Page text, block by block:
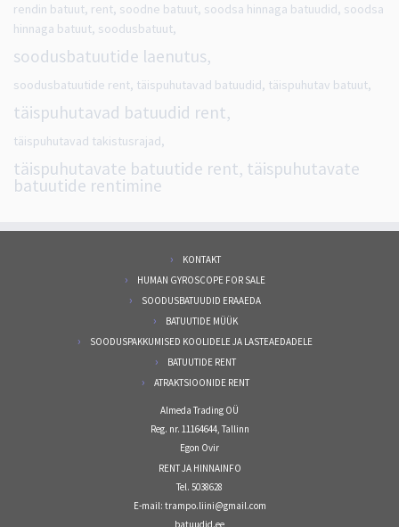
rendin batuut, rent, soodne batuut, soodsa hinnaga batuudid, soodsa
hinnaga batuut, soodusbatuut,
soodusbatuutide laenutus,
soodusbatuutide rent, täispuhutavad batuudid, täispuhutav batuut,
täispuhutavad batuudid rent,
täispuhutavad takistusrajad,
täispuhutavate batuutide rent, täispuhutavate
batuutide rentimine
KONTAKT
HUMAN GYROSCOPE FOR SALE
SOODUSBATUUDID ERAAEDA
BATUUTIDE MÜÜK
SOODUSPAKKUMISED KOOLIDELE JA LASTEAEDADELE
BATUUTIDE RENT
ATRAKTSIOONIDE RENT
Almeda Trading OÜ
Reg. nr. 11164644, Tallinn
Egon Ovir
RENT JA HINNAINFO
Tel. 5038628
E-mail: trampo.liini@gmail.com